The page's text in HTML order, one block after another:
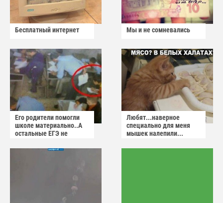
Бесплатный интернет Мы и не сомневались
Его родители помогли
школе материально..А
остальные ЕГЭ не
Любят...наверное
специально для меня
мышек налепили...